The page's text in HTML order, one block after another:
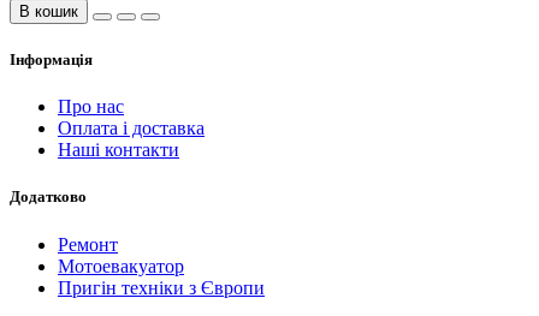
В кошик
Інформація
Про нас
Оплата і доставка
Наші контакти
Додатково
Ремонт
Мотоевакуатор
Пригін техніки з Європи